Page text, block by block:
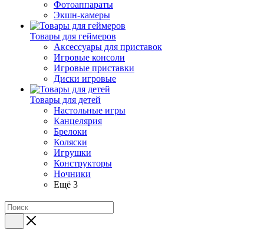
Фотоаппараты
Экшн-камеры
Товары для геймеров
Аксессуары для приставок
Игровые консоли
Игровые приставки
Диски игровые
Товары для детей
Настольные игры
Канцелярия
Брелоки
Коляски
Игрушки
Конструкторы
Ночники
Ещё 3